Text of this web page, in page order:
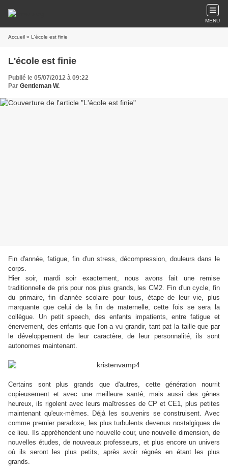
MENU
Accueil » L'école est finie
L'école est finie
Publié le 05/07/2012 à 09:22
Par Gentleman W.
Fin d'année, fatigue, fin d'un stress, décompression, douleurs dans le
corps.
Hier soir, mardi soir exactement, nous avons fait une remise
traditionnelle de pris pour nos plus grands, les CM2. Fin d'un cycle, fin
du primaire, fin d'année scolaire pour tous, étape de leur vie, plus
marquante que celui de la fin de maternelle, cette fois se sera la
collègue. Un petit speech, des enfants impatients, entre fatigue et
énervement, des enfants que l'on a vu grandir, tant pat la taille que par
le développement de leur caractère, de leur personnalité, ils sont
autonomes maintenant.
Certains sont plus grands que d'autres, cette génération nourrit
copieusement et avec une meilleure santé, mais aussi des gènes
heureux, ils rigolent avec leurs maîtresses de CP et CE1, plus petites
maintenant qu'eux-mêmes. Déjà les souvenirs se construisent. Avec
comme premier paradoxe, les plus turbulents devenus nostalgiques de
ce lieu. Ils appréhendent une nouvelle cour, une nouvelle dimension, de
nouvelles études, de nouveaux professeurs, et plus encore un univers
où ils seront les plus petits, après avoir régnés en étant les plus
grands.